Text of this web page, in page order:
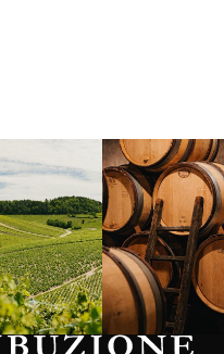
Borgogna,
Francia
Instagram